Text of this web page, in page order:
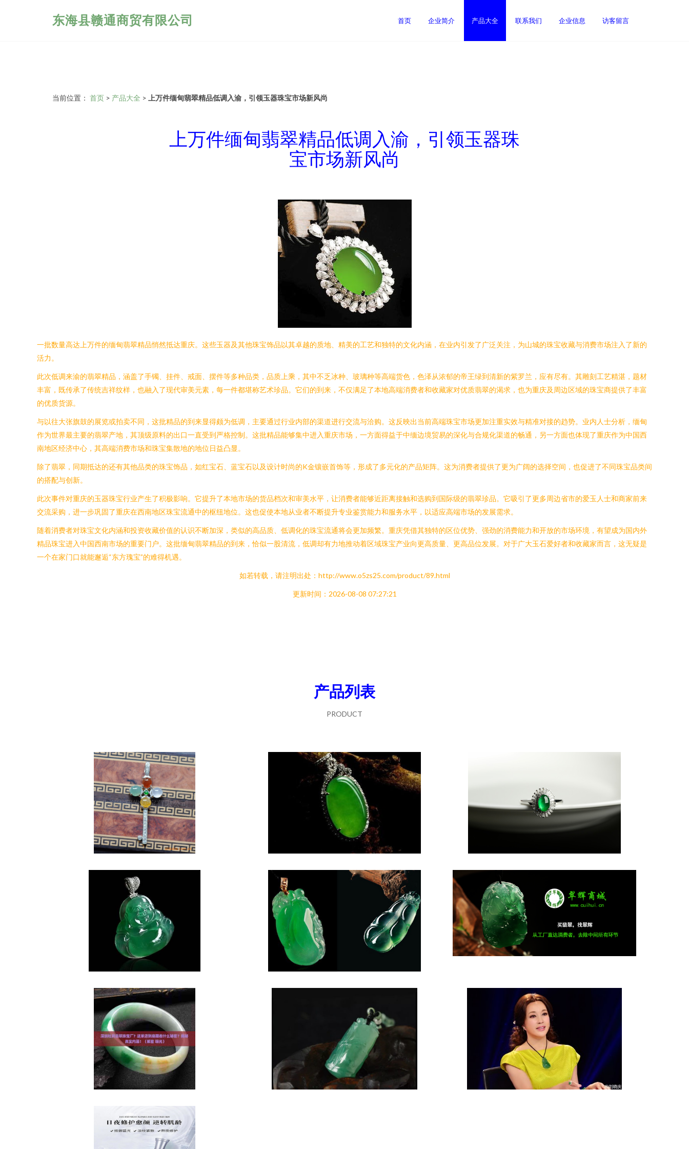
东海县赣通商贸有限公司 首页 企业简介 产品大全 联系我们 企业信息 访客留言
当前位置： 首页 > 产品大全 > 上万件缅甸翡翠精品低调入渝，引领玉器珠宝市场新风尚
上万件缅甸翡翠精品低调入渝，引领玉器珠
宝市场新风尚
一批数量高达上万件的缅甸翡翠精品悄然抵达重庆。这些玉器及其他珠宝饰品以其卓越的质地、精美的工艺和独特的文化内涵，在业内引发了广泛关注，为山城的珠宝收藏与消费市场注入了新的
活力。
此次低调来渝的翡翠精品，涵盖了手镯、挂件、戒面、摆件等多种品类，品质上乘，其中不乏冰种、玻璃种等高端货色，色泽从浓郁的帝王绿到清新的紫罗兰，应有尽有。其雕刻工艺精湛，题材
丰富，既传承了传统吉祥纹样，也融入了现代审美元素，每一件都堪称艺术珍品。它们的到来，不仅满足了本地高端消费者和收藏家对优质翡翠的渴求，也为重庆及周边区域的珠宝商提供了丰富
的优质货源。
与以往大张旗鼓的展览或拍卖不同，这批精品的到来显得颇为低调，主要通过行业内部的渠道进行交流与洽购。这反映出当前高端珠宝市场更加注重实效与精准对接的趋势。业内人士分析，缅甸
作为世界最主要的翡翠产地，其顶级原料的出口一直受到严格控制。这批精品能够集中进入重庆市场，一方面得益于中缅边境贸易的深化与合规化渠道的畅通，另一方面也体现了重庆作为中国西
南地区经济中心，其高端消费市场和珠宝集散地的地位日益凸显。
除了翡翠，同期抵达的还有其他品类的珠宝饰品，如红宝石、蓝宝石以及设计时尚的K金镶嵌首饰等，形成了多元化的产品矩阵。这为消费者提供了更为广阔的选择空间，也促进了不同珠宝品类间
的搭配与创新。
此次事件对重庆的玉器珠宝行业产生了积极影响。它提升了本地市场的货品档次和审美水平，让消费者能够近距离接触和选购到国际级的翡翠珍品。它吸引了更多周边省市的爱玉人士和商家前来
交流采购，进一步巩固了重庆在西南地区珠宝流通中的枢纽地位。这也促使本地从业者不断提升专业鉴赏能力和服务水平，以适应高端市场的发展需求。
随着消费者对珠宝文化内涵和投资收藏价值的认识不断加深，类似的高品质、低调化的珠宝流通将会更加频繁。重庆凭借其独特的区位优势、强劲的消费能力和开放的市场环境，有望成为国内外
精品珠宝进入中国西南市场的重要门户。这批缅甸翡翠精品的到来，恰似一股清流，低调却有力地推动着区域珠宝产业向更高质量、更高品位发展。对于广大玉石爱好者和收藏家而言，这无疑是
一个在家门口就能邂逅“东方瑰宝”的难得机遇。
如若转载，请注明出处：http://www.o5zs25.com/product/89.html
更新时间：2026-08-08 07:27:21
产品列表
PRODUCT